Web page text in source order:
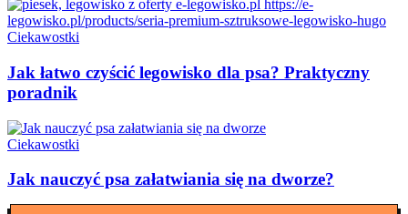
Ciekawostki
Jak łatwo czyścić legowisko dla psa? Praktyczny
poradnik
Ciekawostki
Jak nauczyć psa załatwiania się na dworze?